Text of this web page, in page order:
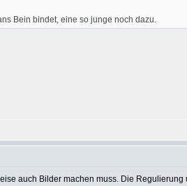
Bein bindet, eine so junge noch dazu.
auch Bilder machen muss. Die Regulierung